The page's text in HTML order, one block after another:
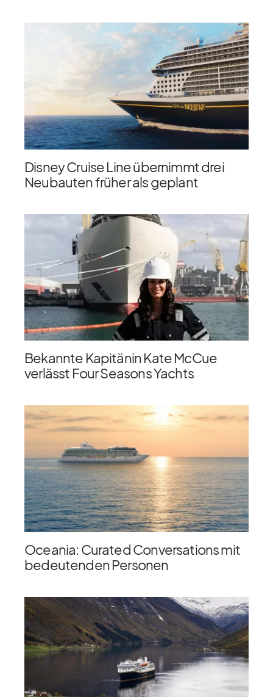
Disney Cruise Line übernimmt drei
Neubauten früher als geplant
Bekannte Kapitänin Kate McCue
verlässt Four Seasons Yachts
Oceania: Curated Conversations mit
bedeutenden Personen